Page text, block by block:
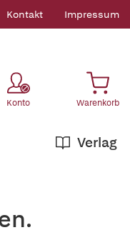
Kontakt Impressum
Konto Warenkorb
Verlag